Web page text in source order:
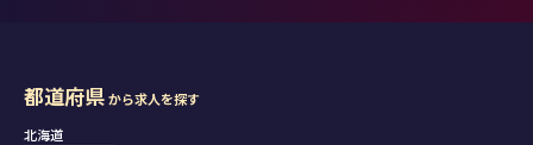
都道府県から求人を探す
北海道